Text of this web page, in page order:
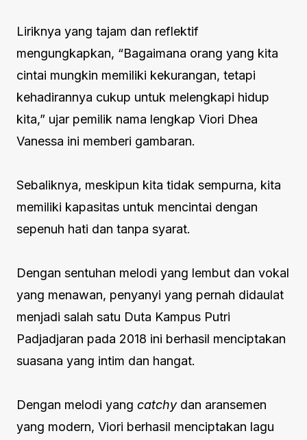
Liriknya yang tajam dan reflektif
mengungkapkan, “Bagaimana orang yang kita
cintai mungkin memiliki kekurangan, tetapi
kehadirannya cukup untuk melengkapi hidup
kita,” ujar pemilik nama lengkap Viori Dhea
Vanessa ini memberi gambaran.
Sebaliknya, meskipun kita tidak sempurna, kita
memiliki kapasitas untuk mencintai dengan
sepenuh hati dan tanpa syarat.
Dengan sentuhan melodi yang lembut dan vokal
yang menawan, penyanyi yang pernah didaulat
menjadi salah satu Duta Kampus Putri
Padjadjaran pada 2018 ini berhasil menciptakan
suasana yang intim dan hangat.
Dengan melodi yang catchydan aransemen
yang modern, Viori berhasil menciptakan lagu